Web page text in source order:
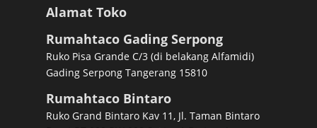
Alamat Toko
Rumahtaco Gading Serpong
Ruko Pisa Grande C/3 (di belakang Alfamidi)
Gading Serpong Tangerang 15810
Rumahtaco Bintaro
Ruko Grand Bintaro Kav 11, Jl. Taman Bintaro